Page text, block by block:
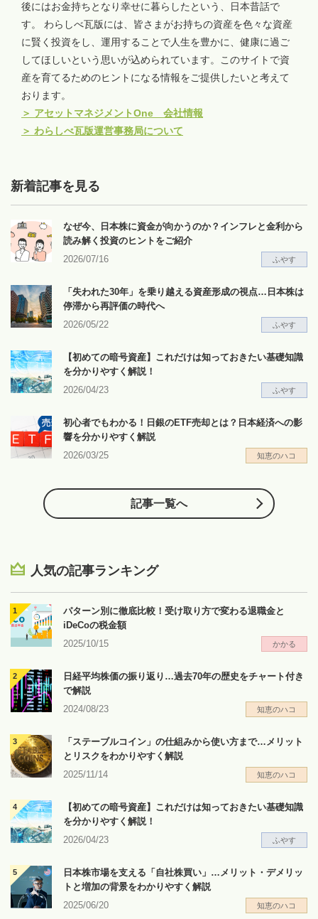
後にはお金持ちとなり幸せに暮らしたという、日本昔話で
す。 わらしべ瓦版には、皆さまがお持ちの資産を色々な資産
に賢く投資をし、運用することで人生を豊かに、健康に過ご
してほしいという思いが込められています。このサイトで資
産を育てるためのヒントになる情報をご提供したいと考えて
おります。
＞ アセットマネジメントOne 会社情報
＞ わらしべ瓦版運営事務局について
新着記事を見る
なぜ今、日本株に資金が向かうのか？インフレと金利から
読み解く投資のヒントをご紹介
2026/07/16
ふやす
「失われた30年」を乗り越える資産形成の視点…日本株は
停滞から再評価の時代へ
2026/05/22
ふやす
【初めての暗号資産】これだけは知っておきたい基礎知識
を分かりやすく解説！
2026/04/23
ふやす
初心者でもわかる！日銀のETF売却とは？日本経済への影
響を分かりやすく解説
2026/03/25
知恵のハコ
記事一覧へ
人気の記事ランキング
パターン別に徹底比較！受け取り方で変わる退職金と
iDeCoの税金額
2025/10/15
かかる
日経平均株価の振り返り…過去70年の歴史をチャート付き
で解説
2024/08/23
知恵のハコ
「ステーブルコイン」の仕組みから使い方まで…メリット
とリスクをわかりやすく解説
2025/11/14
知恵のハコ
【初めての暗号資産】これだけは知っておきたい基礎知識
を分かりやすく解説！
2026/04/23
ふやす
日本株市場を支える「自社株買い」…メリット・デメリッ
トと増加の背景をわかりやすく解説
2025/06/20
知恵のハコ